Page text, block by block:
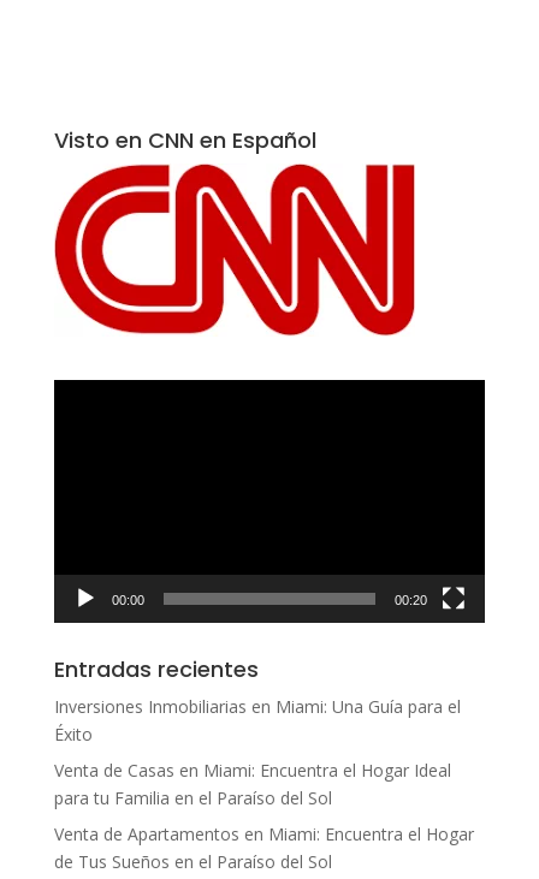
Visto en CNN en Español
00:00 00:20
Entradas recientes
Inversiones Inmobiliarias en Miami: Una Guía para el
Éxito
Venta de Casas en Miami: Encuentra el Hogar Ideal
para tu Familia en el Paraíso del Sol
Venta de Apartamentos en Miami: Encuentra el Hogar
de Tus Sueños en el Paraíso del Sol